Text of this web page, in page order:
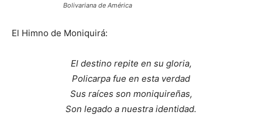
Bolivariana de América
El Himno de Moniquirá:
El destino repite en su gloria,
Policarpa fue en esta verdad
Sus raíces son moniquireñas,
Son legado a nuestra identidad.